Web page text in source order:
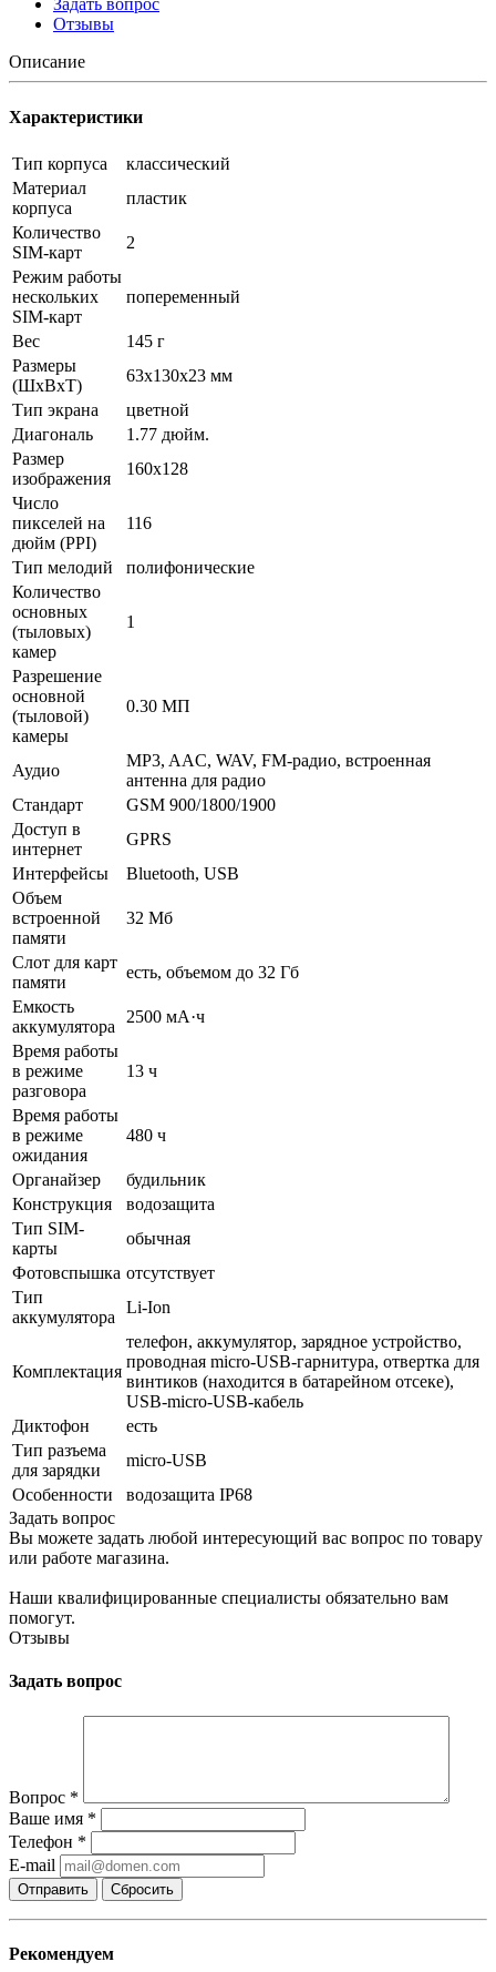
Задать вопрос
Отзывы
Описание
Характеристики
Тип корпуса
классический
Материал
корпуса
пластик
Количество
SIM-карт
2
Режим работы
нескольких
SIM-карт
попеременный
Вес
145 г
Размеры
(ШxВxТ)
63x130x23 мм
Тип экрана
цветной
Диагональ
1.77 дюйм.
Размер
изображения
160x128
Число
пикселей на
дюйм (PPI)
116
Тип мелодий
полифонические
Количество
основных
(тыловых)
камер
1
Разрешение
основной
(тыловой)
камеры
0.30 МП
Аудио
MP3, AAC, WAV, FM-радио, встроенная
антенна для радио
Стандарт
GSM 900/1800/1900
Доступ в
интернет
GPRS
Интерфейсы
Bluetooth, USB
Объем
встроенной
памяти
32 Мб
Слот для карт
памяти
есть, объемом до 32 Гб
Емкость
аккумулятора
2500 мА·ч
Время работы
в режиме
разговора
13 ч
Время работы
в режиме
ожидания
480 ч
Органайзер
будильник
Конструкция
водозащита
Тип SIM-
карты
обычная
Фотовспышка отсутствует
Тип
аккумулятора
Li-Ion
Комплектация
телефон, аккумулятор, зарядное устройство,
проводная micro-USB-гарнитура, отвертка для
винтиков (находится в батарейном отсеке),
USB-micro-USB-кабель
Диктофон
есть
Тип разъема
для зарядки
micro-USB
Особенности
водозащита IP68
Задать вопрос
Вы можете задать любой интересующий вас вопрос по товару
или работе магазина.
Наши квалифицированные специалисты обязательно вам
помогут.
Отзывы
Задать вопрос
Вопрос *
Ваше имя *
Телефон *
E-mail
Сбросить
Рекомендуем